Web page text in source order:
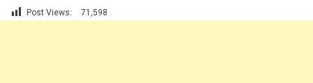
Post Views: 71,598